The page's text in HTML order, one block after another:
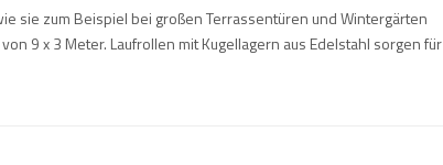
sie zum Beispiel bei großen Terrassentüren und Wintergärten
9 x 3 Meter. Laufrollen mit Kugellagern aus Edelstahl sorgen für